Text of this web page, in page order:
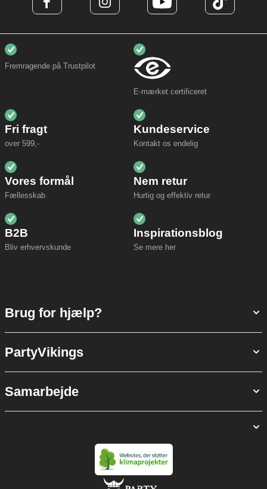
Fremragende på Trustpilot
E-mærket certificeret
Fri fragt
over 599,-
Kundeservice
Kontakt os endelig
Vores formål
Fællesskab
Nem retur
Hurtig og effektiv retur
B2B
Bliv erhvervskunde
Inspirationsblog
Se mere her
Brug for hjælp?
PartyVikings
Samarbejde